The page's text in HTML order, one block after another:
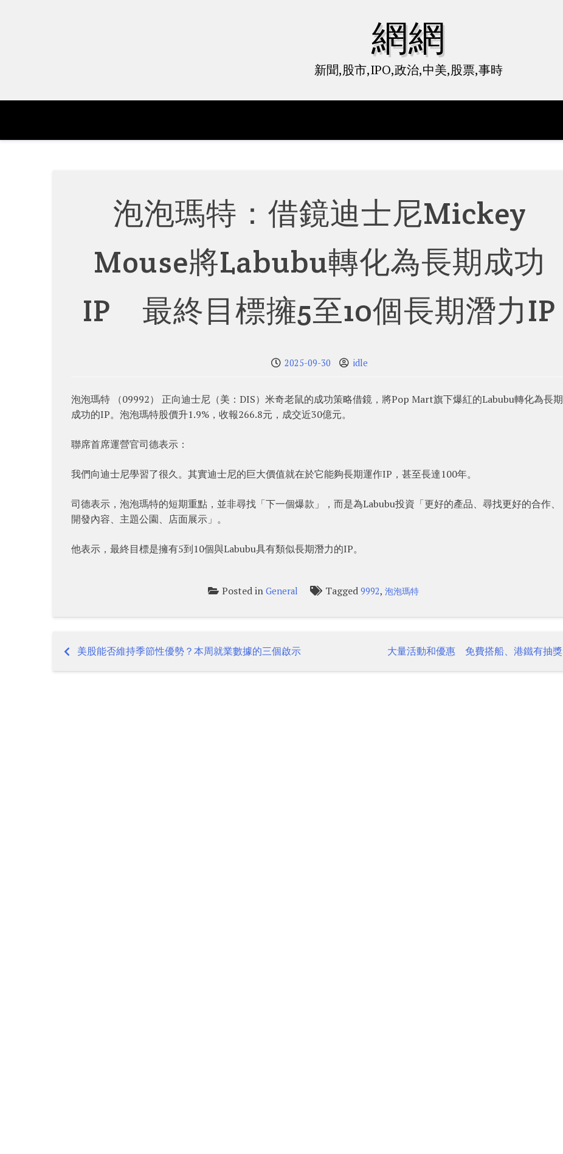
網網
新聞,股市,IPO,政治,中美,股票,事時
泡泡瑪特：借鏡迪士尼Mickey
Mouse將Labubu轉化為長期成功
IP 最終目標擁5至10個長期潛力IP
2025-09-30 idle
泡泡瑪特 （09992） 正向迪士尼（美：DIS）米奇老鼠的成功策略借鏡，將Pop Mart旗下爆紅的Labubu轉化為長期
成功的IP。泡泡瑪特股價升1.9%，收報266.8元，成交近30億元。
聯席首席運營官司德表示：
我們向迪士尼學習了很久。其實迪士尼的巨大價值就在於它能夠長期運作IP，甚至長達100年。
司德表示，泡泡瑪特的短期重點，並非尋找「下一個爆款」，而是為Labubu投資「更好的產品、尋找更好的合作、
開發內容、主題公園、店面展示」。
他表示，最終目標是擁有5到10個與Labubu具有類似長期潛力的IP。
Posted inGeneral Tagged9992,泡泡瑪特
Post
美股能否維持季節性優勢？本周就業數據的三個啟示 大量活動和優惠 免費搭船、港鐵有抽獎